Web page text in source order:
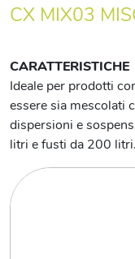
CX MIX03
CARATTERISTICHE
Ideale per prodotti
essere sia mescolati
dispersioni e
litri e fusti da 200 litri.